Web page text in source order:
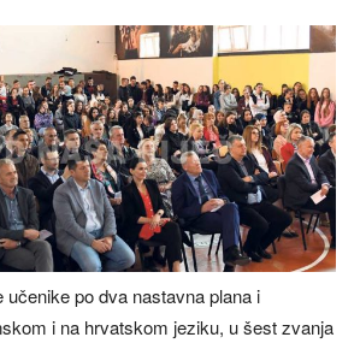
učenike po dva nastavna plana i
i na hrvatskom jeziku, u šest zvanja